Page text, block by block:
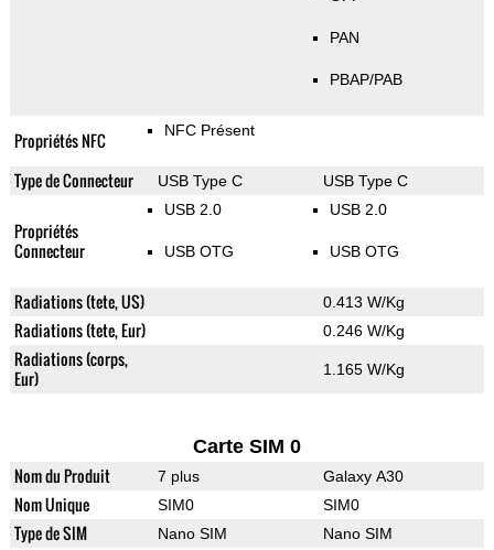
PAN
PBAP/PAB
Propriétés NFC NFC Présent
Type de Connecteur USB Type C USB Type C
Propriétés
Connecteur
USB 2.0
USB OTG
USB 2.0
USB OTG
Radiations (tete, US) 0.413 W/Kg
Radiations (tete, Eur) 0.246 W/Kg
Radiations (corps,
Eur)
1.165 W/Kg
Carte SIM 0
Nom du Produit 7 plus Galaxy A30
Nom Unique SIM0 SIM0
Type de SIM Nano SIM Nano SIM